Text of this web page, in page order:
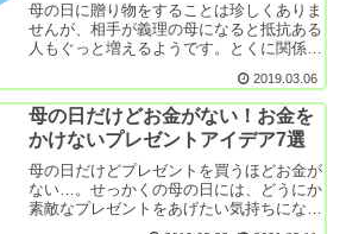
母の日に贈り物をすることは珍しくありま
せんが、相手が義理の母になると抵抗ある
人もぐっと増えるようです。とくに関係が
たしい気持ちが湧いてきますよね。かとい
って完全無視するのも何か言われそうでイ
ヤだ……と悩...
2019.03.06
母の日だけどお金がない！お金を
かけないプレゼントアイデア7選
母の日だけどプレゼントを買うほどお金が
ない…。せっかくの母の日には、どうにか
素敵なプレゼントをあげたい気持ちになり